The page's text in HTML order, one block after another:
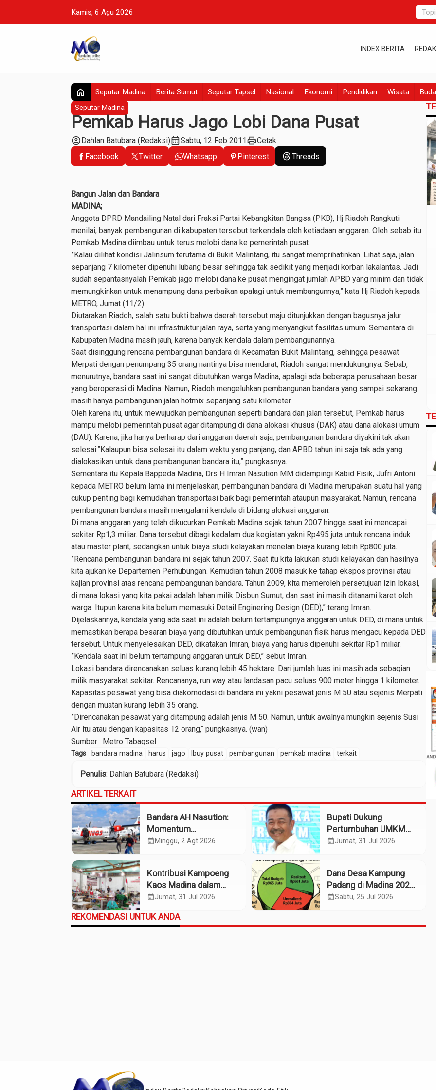
Kamis, 6 Agu 2026
INDEX BERITA
home Seputar Madina Berita Sumut Seputar Tapsel Nasional Ekonomi Pendidikan Wisata
Seputar Madina
Pemkab Harus Jago Lobi Dana Pusat
account_circleDahlan Batubara (Redaksi)calendar_monthSabtu, 12 Feb 2011printCetak
Facebook
Twitter Whatsapp Pinterest Threads
Bangun Jalan dan Bandara
MADINA;
Anggota DPRD Mandailing Natal dari Fraksi Partai Kebangkitan Bangsa (PKB), Hj Riadoh Rangkuti
menilai, banyak pembangunan di kabupaten tersebut terkendala oleh ketiadaan anggaran. Oleh sebab itu
Pemkab Madina diimbau untuk terus melobi dana ke pemerintah pusat.
”Kalau dilihat kondisi Jalinsum terutama di Bukit Malintang, itu sangat memprihatinkan. Lihat saja, jalan
sepanjang 7 kilometer dipenuhi lubang besar sehingga tak sedikit yang menjadi korban lakalantas. Jadi
sudah sepantasnyalah Pemkab jago melobi dana ke pusat mengingat jumlah APBD yang minim dan tidak
memungkinkan untuk menampung dana perbaikan apalagi untuk membangunnya,” kata Hj Riadoh kepada
METRO, Jumat (11/2).
Diutarakan Riadoh, salah satu bukti bahwa daerah tersebut maju ditunjukkan dengan bagusnya jalur
transportasi dalam hal ini infrastruktur jalan raya, serta yang menyangkut fasilitas umum. Sementara di
Kabupaten Madina masih jauh, karena banyak kendala dalam pembangunannya.
Saat disinggung rencana pembangunan bandara di Kecamatan Bukit Malintang, sehingga pesawat
Merpati dengan penumpang 35 orang nantinya bisa mendarat, Riadoh sangat mendukungnya. Sebab,
menurutnya, bandara saat ini sangat dibutuhkan warga Madina, apalagi ada beberapa perusahaan besar
yang beroperasi di Madina. Namun, Riadoh mengeluhkan pembangunan bandara yang sampai sekarang
masih hanya pembangunan jalan hotmix sepanjang satu kilometer.
Oleh karena itu, untuk mewujudkan pembangunan seperti bandara dan jalan tersebut, Pemkab harus
mampu melobi pemerintah pusat agar ditampung di dana alokasi khusus (DAK) atau dana alokasi umum
(DAU). Karena, jika hanya berharap dari anggaran daerah saja, pembangunan bandara diyakini tak akan
selesai.”Kalaupun bisa selesai itu dalam waktu yang panjang, dan APBD tahun ini saja tak ada yang
dialokasikan untuk dana pembangunan bandara itu,” pungkasnya.
Sementara itu Kepala Bappeda Madina, Drs H Imran Nasution MM didampingi Kabid Fisik, Jufri Antoni
kepada METRO belum lama ini menjelaskan, pembangunan bandara di Madina merupakan suatu hal yang
cukup penting bagi kemudahan transportasi baik bagi pemerintah ataupun masyarakat. Namun, rencana
pembangunan bandara masih mengalami kendala di bidang alokasi anggaran.
Di mana anggaran yang telah dikucurkan Pemkab Madina sejak tahun 2007 hingga saat ini mencapai
sekitar Rp1,3 miliar. Dana tersebut dibagi kedalam dua kegiatan yakni Rp495 juta untuk rencana induk
atau master plant, sedangkan untuk biaya studi kelayakan menelan biaya kurang lebih Rp800 juta.
”Rencana pembangunan bandara ini sejak tahun 2007. Saat itu kita lakukan studi kelayakan dan hasilnya
kita ajukan ke Departemen Perhubungan. Kemudian tahun 2008 masuk ke tahap ekspos provinsi atau
kajian provinsi atas rencana pembangunan bandara. Tahun 2009, kita memeroleh persetujuan izin lokasi,
di mana lokasi yang kita pakai adalah lahan milik Disbun Sumut, dan saat ini masih ditanami karet oleh
warga. Itupun karena kita belum memasuki Detail Enginering Design (DED),” terang Imran.
Dijelaskannya, kendala yang ada saat ini adalah belum tertampungnya anggaran untuk DED, di mana untuk
memastikan berapa besaran biaya yang dibutuhkan untuk pembangunan fisik harus mengacu kepada DED
tersebut. Untuk menyelesaikan DED, dikatakan Imran, biaya yang harus dipenuhi sekitar Rp1 miliar.
”Kendala saat ini belum tertampung anggaran untuk DED,” sebut Imran.
Lokasi bandara direncanakan seluas kurang lebih 45 hektare. Dari jumlah luas ini masih ada sebagian
milik masyarakat sekitar. Rencananya, run way atau landasan pacu seluas 900 meter hingga 1 kilometer.
Kapasitas pesawat yang bisa diakomodasi di bandara ini yakni pesawat jenis M 50 atau sejenis Merpati
dengan muatan kurang lebih 35 orang.
”Direncanakan pesawat yang ditampung adalah jenis M 50. Namun, untuk awalnya mungkin sejenis Susi
Air itu atau dengan kapasitas 12 orang,“ pungkasnya. (wan)
Sumber : Metro Tabagsel
Tags bandara madina harus jago lbuy pusat pembangunan pemkab madina terkait
Penulis: Dahlan Batubara (Redaksi)
ARTIKEL TERKAIT
Bandara AH Nasution:
Momentum
Kebangkitan Tabagsel
calendar_month Minggu, 2 Agt 2026
Bupati Dukung
Pertumbuhan UMKM
Termasuk Kampoeng
calendar_monthJumat, 31 Jul 2026
Kontribusi Kampoeng
Kaos Madina dalam
Industri Budaya dan
calendar_monthJumat, 31 Jul 2026
Dana Desa Kampung
Padang di Madina 2025:
Pagu Rp965 Juta,
calendar_monthSabtu, 25 Jul 2026
REKOMENDASI UNTUK ANDA